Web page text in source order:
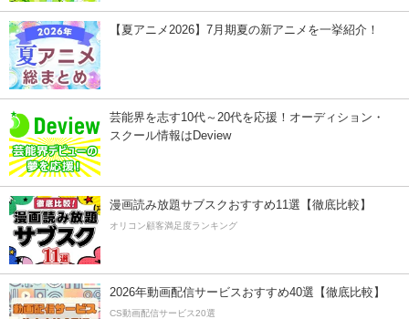
【夏アニメ2026】7月期夏の新アニメを一挙紹介！
芸能界を志す10代～20代を応援！オーディション・
スクール情報はDeview
漫画読み放題サブスクおすすめ11選【徹底比較】
オリコン顧客満足度ランキング
2026年動画配信サービスおすすめ40選【徹底比較】
CS動画配信サービス20選